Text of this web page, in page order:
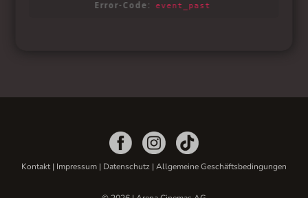
Kontakt| Impressum | Datenschutz | Allgemeine Geschäftsbedingungen